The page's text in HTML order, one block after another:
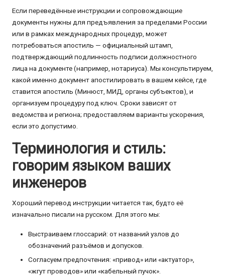
Если переведённые инструкции и сопровождающие
документы нужны для предъявления за пределами России
или в рамках международных процедур, может
потребоваться апостиль — официальный штамп,
подтверждающий подлинность подписи должностного
лица на документе (например, нотариуса). Мы консультируем,
какой именно документ апостилировать в вашем кейсе, где
ставится апостиль (Минюст, МИД, органы субъектов), и
организуем процедуру под ключ. Сроки зависят от
ведомства и региона; предоставляем варианты ускорения,
если это допустимо.
Терминология и стиль:
говорим языком ваших
инженеров
Хороший перевод инструкции читается так, будто её
изначально писали на русском. Для этого мы:
Выстраиваем глоссарий: от названий узлов до
обозначений разъёмов и допусков.
Согласуем предпочтения: «привод» или «актуатор»,
«жгут проводов» или «кабельный пучок».